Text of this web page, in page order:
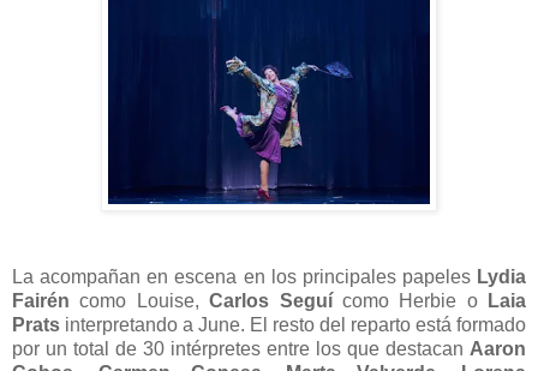
La acompañan en escena en los principales papeles Lydia
Fairén como Louise,Carlos Seguícomo Herbie o
Laia
Prats interpretando a June. El resto del reparto está formado
por un total de 30 intérpretes entre los que destacan Aaron